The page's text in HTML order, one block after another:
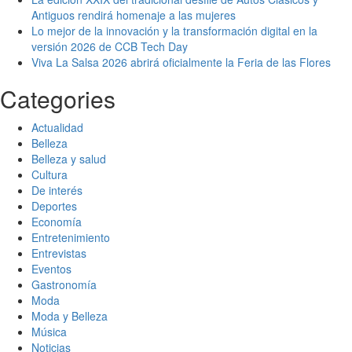
Antiguos rendirá homenaje a las mujeres
Lo mejor de la innovación y la transformación digital en la
versión 2026 de CCB Tech Day
Viva La Salsa 2026 abrirá oficialmente la Feria de las Flores
Categories
Actualidad
Belleza
Belleza y salud
Cultura
De interés
Deportes
Economía
Entretenimiento
Entrevistas
Eventos
Gastronomía
Moda
Moda y Belleza
Música
Noticias